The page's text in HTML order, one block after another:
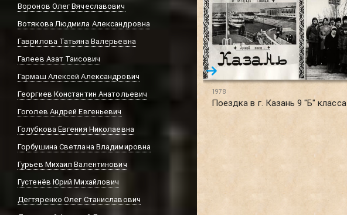
Воронов Олег Вячеславович
Вотякова Людмила Александровна
Гаврилова Татьяна Валерьевна
Галеев Азат Таисович
Гармаш Алексей Александрович
Георгиев Константин Анатольевич
Гоголев Андрей Евгеньевич
Голубкова Евгения Николаевна
Горбушина Светлана Владимировна
Гурьев Михаил Валентинович
Густенёв Юрий Михайлович
Дегтяренко Олег Станиславович
1978
Поездка в г. Казань 9 "Б" класса